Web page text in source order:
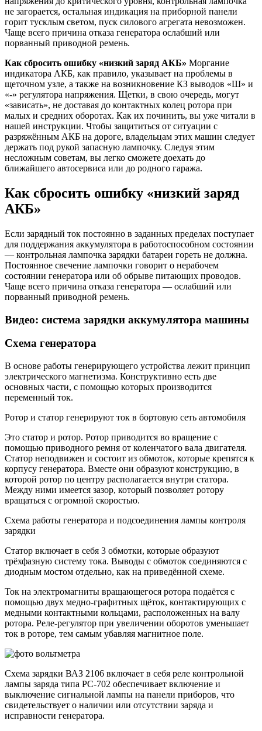
не загорается, остальная индикация на приборной панели
горит тусклым светом, пуск силового агрегата невозможен.
Чаще всего причина отказа генератора ослабший или
порванный приводной ремень.
Как сбросить ошибку «низкий заряд АКБ» Моргание
индикатора АКБ, как правило, указывает на проблемы в
щеточном узле, а также на возникновение КЗ выводов «Ш» и
«-» регулятора напряжения. Щетки, в свою очередь, могут
«зависать», не доставая до контактных колец ротора при
малых и средних оборотах. Как их починить, вы уже читали в
нашей инструкции. Чтобы защититься от ситуации с
разряжённым АКБ на дороге, владельцам этих машин следует
держать под рукой запасную лампочку. Следуя этим
несложным советам, вы легко сможете доехать до
ближайшего автосервиса или до родного гаража.
Как сбросить ошибку «низкий заряд
АКБ»
Если зарядный ток постоянно в заданных пределах поступает
для поддержания аккумулятора в работоспособном состоянии
— контрольная лампочка зарядки батареи гореть не должна.
Постоянное свечение лампочки говорит о нерабочем
состоянии генератора или об обрыве питающих проводов.
Чаще всего причина отказа генератора — ослабший или
порванный приводной ремень.
Видео: система зарядки аккумулятора машины
Схема генератора
В основе работы генерирующего устройства лежит принцип
электрического магнетизма. Конструктивно есть две
основных части, с помощью которых производится
переменный ток.
Ротор и статор генерируют ток в бортовую сеть автомобиля
Это статор и ротор. Ротор приводится во вращение с
помощью приводного ремня от коленчатого вала двигателя.
Статор неподвижен и состоит из обмоток, которые крепятся к
корпусу генератора. Вместе они образуют конструкцию, в
которой ротор по центру располагается внутри статора.
Между ними имеется зазор, который позволяет ротору
вращаться с огромной скоростью.
Схема работы генератора и подсоединения лампы контроля
зарядки
Статор включает в себя 3 обмотки, которые образуют
трёхфазную систему тока. Выводы с обмоток соединяются с
диодным мостом отдельно, как на приведённой схеме.
Ток на электромагниты вращающегося ротора подаётся с
помощью двух медно-графитных щёток, контактирующих с
медными контактными кольцами, расположенных на валу
ротора. Реле-регулятор при увеличении оборотов уменьшает
ток в роторе, тем самым убавляя магнитное поле.
Схема зарядки ВАЗ 2106 включает в себя реле контрольной
лампы заряда типа РС-702 обеспечивает включение и
выключение сигнальной лампы на панели приборов, что
свидетельствует о наличии или отсутствии заряда и
исправности генератора.